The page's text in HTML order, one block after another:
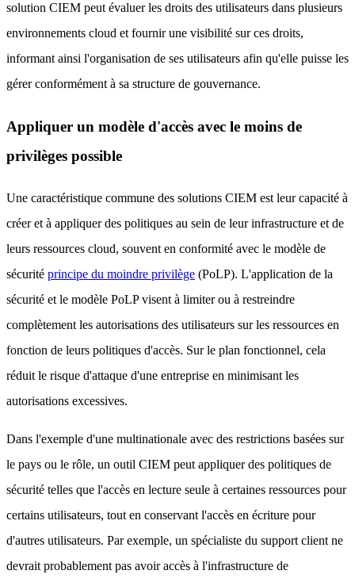
solution CIEM peut évaluer les droits des utilisateurs dans plusieurs
environnements cloud et fournir une visibilité sur ces droits,
informant ainsi l'organisation de ses utilisateurs afin qu'elle puisse les
gérer conformément à sa structure de gouvernance.
Appliquer un modèle d'accès avec le moins de
privilèges possible
Une caractéristique commune des solutions CIEM est leur capacité à
créer et à appliquer des politiques au sein de leur infrastructure et de
leurs ressources cloud, souvent en conformité avec le modèle de
sécurité principe du moindre privilège (PoLP). L'application de la
sécurité et le modèle PoLP visent à limiter ou à restreindre
complètement les autorisations des utilisateurs sur les ressources en
fonction de leurs politiques d'accès. Sur le plan fonctionnel, cela
réduit le risque d'attaque d'une entreprise en minimisant les
autorisations excessives.
Dans l'exemple d'une multinationale avec des restrictions basées sur
le pays ou le rôle, un outil CIEM peut appliquer des politiques de
sécurité telles que l'accès en lecture seule à certaines ressources pour
certains utilisateurs, tout en conservant l'accès en écriture pour
d'autres utilisateurs. Par exemple, un spécialiste du support client ne
devrait probablement pas avoir accès à l'infrastructure de